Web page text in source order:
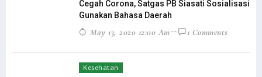
Cegah Corona, Satgas PB Siasati Sosialisasi
Gunakan Bahasa Daerah
May 13, 2020 12:00 Am 1 Comments
Kesehatan